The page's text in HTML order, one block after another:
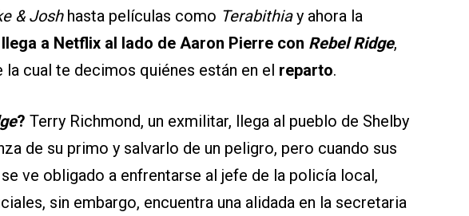
& Josh hasta películas como Terabithiay ahora la
llega a Netflix al lado de Aaron Pierre con Rebel Ridge,
la cual te decimos quiénes están en el reparto.
? Terry Richmond, un exmilitar, llega al pueblo de Shelby
de su primo y salvarlo de un peligro, pero cuando sus
ve obligado a enfrentarse al jefe de la policía local,
sin embargo, encuentra una alidada en la secretaria